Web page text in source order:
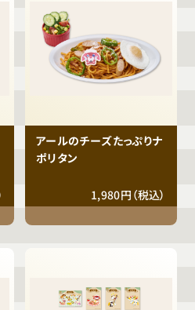
アールのチーズたっぷりナ
ポリタン
1,980円（税込）